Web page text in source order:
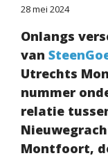
28 mei 2024
Onlangs
van
Utrechts
nummer
relatie
Montfoort,